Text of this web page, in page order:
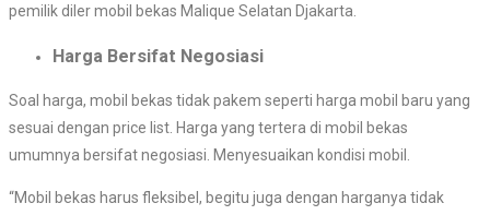
pemilik diler mobil bekas Malique Selatan Djakarta.
Harga Bersifat Negosiasi
Soal harga, mobil bekas tidak pakem seperti harga mobil baru yang
sesuai dengan price list. Harga yang tertera di mobil bekas
umumnya bersifat negosiasi. Menyesuaikan kondisi mobil.
“Mobil bekas harus fleksibel, begitu juga dengan harganya tidak